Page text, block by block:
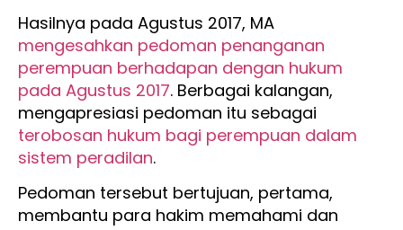
Hasilnya pada Agustus 2017, MA
mengesahkan pedoman penanganan
perempuan berhadapan dengan hukum
pada Agustus 2017. Berbagai kalangan,
mengapresiasi pedoman itu sebagai
terobosan hukum bagi perempuan dalam
sistem peradilan.
Pedoman tersebut bertujuan, pertama,
membantu para hakim memahami dan